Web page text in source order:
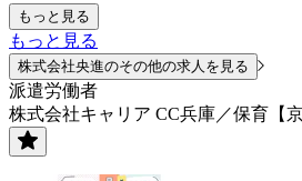
もっと見る
もっと見る
株式会社央進のその他の求人を見る
派遣労働者
株式会社キャリア CC兵庫／保育【